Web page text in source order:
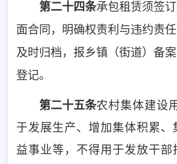
第二十四条承包租赁须签
面合同，明确权责利与违约责
及时归档，报乡镇（街道）备
登记。
第二十五条农村集体建设
于发展生产、增加集体积累、
益事业等，不得用于发放干部